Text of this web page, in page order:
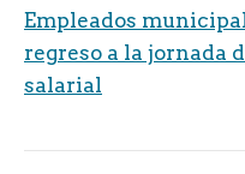
Empleados
regreso a la jornada
salarial